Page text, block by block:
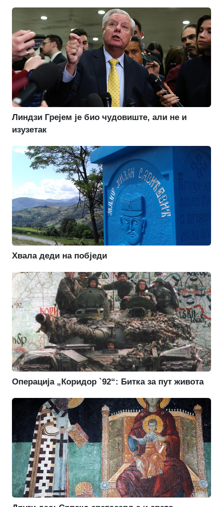
Линдзи Грејем је био чудовиште, али не и
изузетак
Хвала деди на побједи
Операција „Коридор `92“: Битка за пут живота